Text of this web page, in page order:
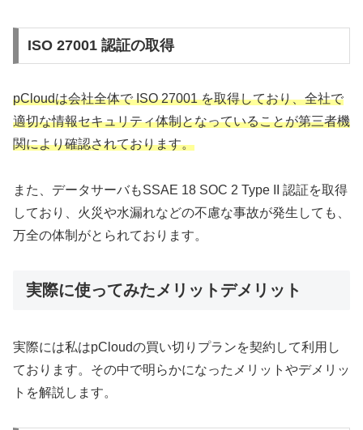
ISO 27001 認証の取得
pCloudは会社全体で ISO 27001 を取得しており、全社で
適切な情報セキュリティ体制となっていることが第三者機
関により確認されております。
また、データサーバもSSAE 18 SOC 2 Type II 認証を取得
しており、火災や水漏れなどの不慮な事故が発生しても、
万全の体制がとられております。
実際に使ってみたメリットデメリット
実際には私はpCloudの買い切りプランを契約して利用し
ております。その中で明らかになったメリットやデメリッ
トを解説します。